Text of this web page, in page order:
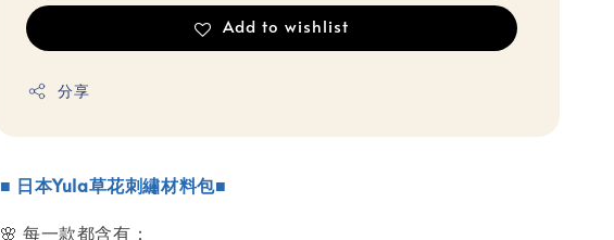
Add to wishlist
分享
■ 日本Yula草花刺繡材料包■
🌸 每一款都含有：